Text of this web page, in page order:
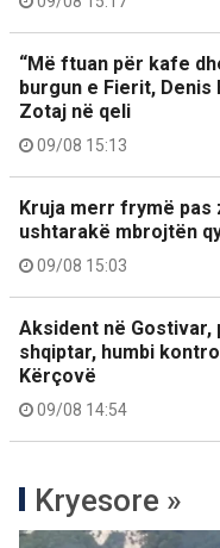
“Më ftuan për kafe
burgun e Fierit,
Zotaj në qeli
09/08 15:13
Kruja merr frymë
ushtarakë mbrojtën
09/08 15:03
Aksident në
shqiptar, humbi
Kërçovë
09/08 14:54
Kryesore »